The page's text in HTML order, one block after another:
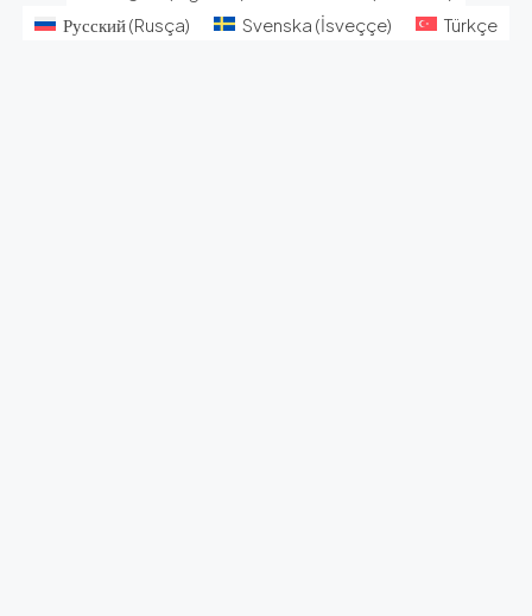
Русский(Rusça) Svenska (İsveççe) Türkçe